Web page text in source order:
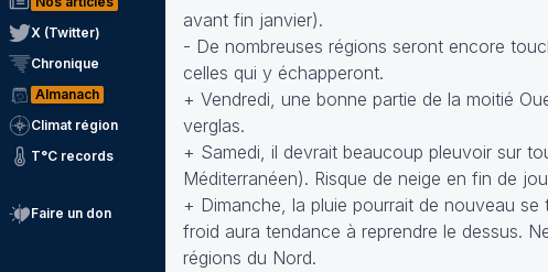
X (Twitter)
Chronique
Almanach
Climat région
T°C records
Faire un don
avant fin janvier).
- De nombreuses régions seront encore
celles qui y échapperont.
+ Vendredi, une bonne partie de la moitié
verglas.
+ Samedi, il devrait beaucoup pleuvoir sur
Méditerranéen). Risque de neige en fin de
+ Dimanche, la pluie pourrait de nouveau se
froid aura tendance à reprendre le dessus.
régions du Nord.